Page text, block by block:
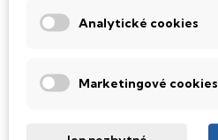
k mechanickému poškození.
Analytické cookies
Marketingové cookies